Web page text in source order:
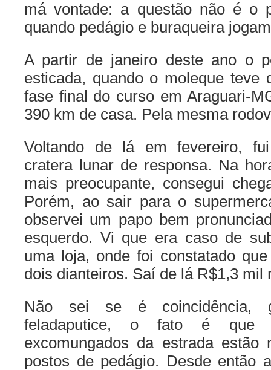
má vontade: a questão não é o
quando pedágio e buraqueira
A partir de janeiro deste ano o
esticada, quando o moleque teve
fase final do curso em Araguari-
390 km de casa. Pela mesma
Voltando de lá em fevereiro,
cratera lunar de responsa. Na
mais preocupante, consegui
Porém, ao sair para o
observei um papo bem
esquerdo. Vi que era caso de
uma loja, onde foi constatado
dois dianteiros. Saí de lá R$1,3 mil
Não sei se é coincidência,
feladaputice, o fato é que
excomungados da estrada estão
postos de pedágio. Desde então